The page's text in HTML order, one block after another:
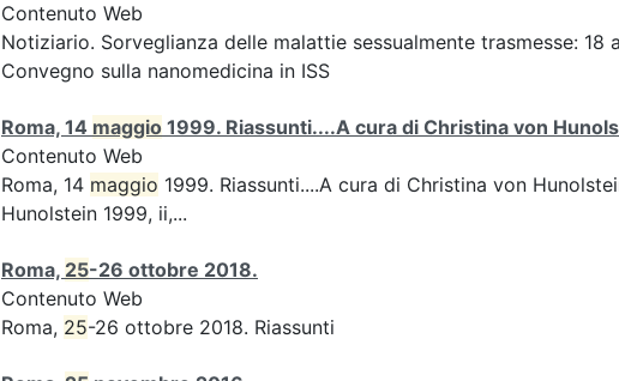
Contenuto Web
Notiziario. Sorveglianza delle malattie sessualmente trasmesse:
Convegno sulla nanomedicina in ISS
Roma, 14 maggio 1999. Riassunti....A cura di Christina von
Contenuto Web
Roma, 14 maggio 1999. Riassunti....A cura di Christina von
Hunolstein 1999, ii,...
Roma, 25-26 ottobre 2018.
Contenuto Web
Roma, 25-26 ottobre 2018. Riassunti